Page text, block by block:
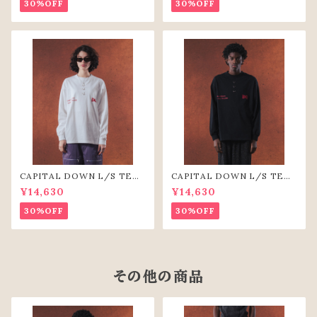
30%OFF 30%OFF
CAPITAL DOWN L/S TEE
（WHT）
¥14,630
30%OFF
CAPITAL DOWN L/S TEE
(BLK)
¥14,630
30%OFF
その他の商品